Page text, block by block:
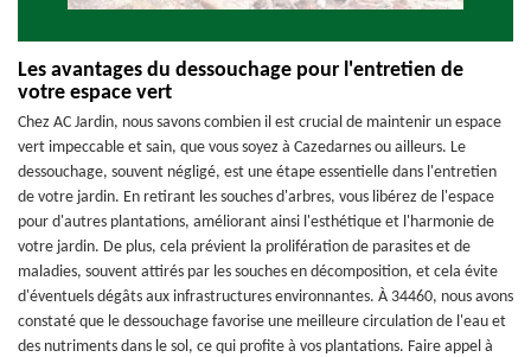
Les avantages du dessouchage pour l'entretien de
votre espace vert
Chez AC Jardin, nous savons combien il est crucial de maintenir un espace
vert impeccable et sain, que vous soyez à Cazedarnes ou ailleurs. Le
dessouchage, souvent négligé, est une étape essentielle dans l'entretien
de votre jardin. En retirant les souches d'arbres, vous libérez de l'espace
pour d'autres plantations, améliorant ainsi l'esthétique et l'harmonie de
votre jardin. De plus, cela prévient la prolifération de parasites et de
maladies, souvent attirés par les souches en décomposition, et cela évite
d'éventuels dégâts aux infrastructures environnantes. À 34460, nous avons
constaté que le dessouchage favorise une meilleure circulation de l'eau et
des nutriments dans le sol, ce qui profite à vos plantations. Faire appel à